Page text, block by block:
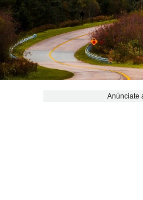
Anúnciate